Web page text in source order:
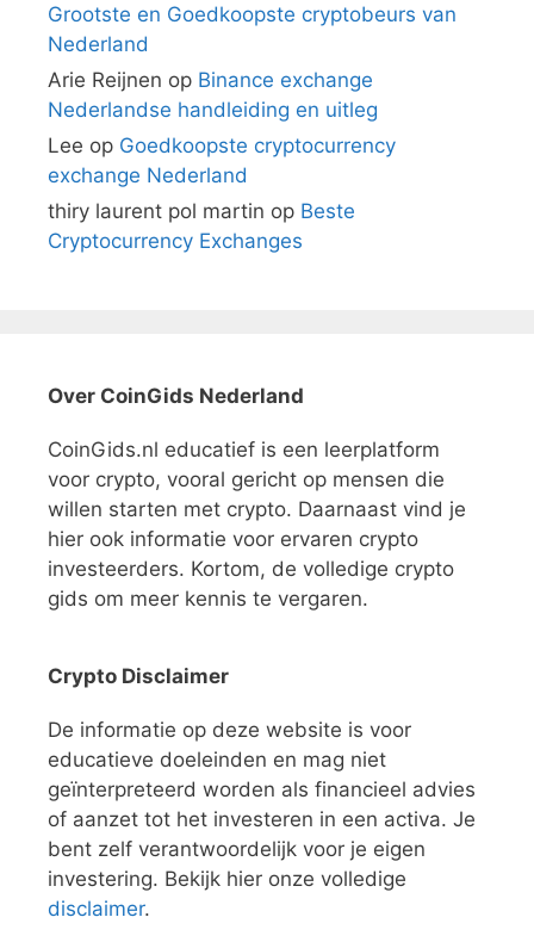
Grootste en Goedkoopste cryptobeurs van
Nederland
Arie Reijnen op Binance exchange
Nederlandse handleiding en uitleg
Lee op Goedkoopste cryptocurrency
exchange Nederland
thiry laurent pol martin op Beste
Cryptocurrency Exchanges
Over CoinGids Nederland
CoinGids.nl educatief is een leerplatform
voor crypto, vooral gericht op mensen die
willen starten met crypto. Daarnaast vind je
hier ook informatie voor ervaren crypto
investeerders. Kortom, de volledige crypto
gids om meer kennis te vergaren.
Crypto Disclaimer
De informatie op deze website is voor
educatieve doeleinden en mag niet
geïnterpreteerd worden als financieel advies
of aanzet tot het investeren in een activa. Je
bent zelf verantwoordelijk voor je eigen
investering. Bekijk hier onze volledige
disclaimer.